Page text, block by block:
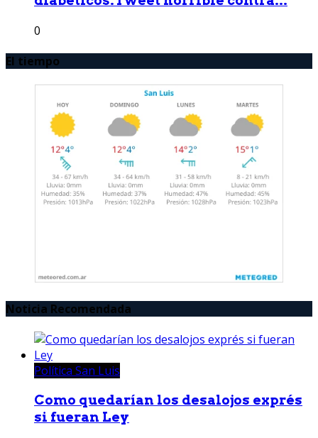
0
El tiempo
Noticia Recomendada
Política San Luis
Como quedarían los desalojos exprés
si fueran Ley